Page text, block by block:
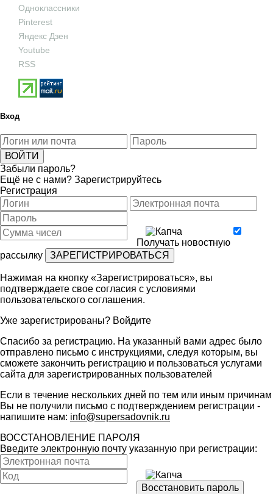
Одноклассники
Pinterest
Яндекс Дзен
Youtube
RSS
Вход
Забыли пароль?
Ещё не с нами? Зарегистрируйтесь
Регистрация
Получать новостную
рассылку
Нажимая на кнопку «Зарегистрироваться», вы
подтверждаете свое согласия с условиями
пользовательского соглашения.
Уже зарегистрированы? Войдите
Спасибо за регистрацию. На указанный вами адрес было
отправлено письмо с инструкциями, следуя которым, вы
сможете закончить регистрацию и пользоваться услугами
сайта для зарегистрированных пользователей
Если в течение нескольких дней по тем или иным причинам
Вы не получили письмо с подтверждением регистрации -
напишите нам: info@supersadovnik.ru
ВОССТАНОВЛЕНИЕ ПАРОЛЯ
Введите электронную почту указанную при регистрации: